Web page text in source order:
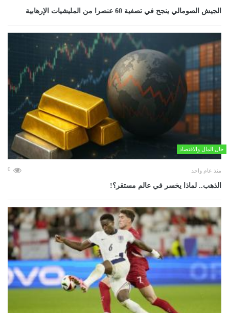
الجيش الصومالي ينجح في تصفية 60 عنصرا من المليشيات الإرهابية
حال المال والاقتصاد
منذ عام واحد 0
الذهب.. لماذا يخسر في عالم مستقر؟!